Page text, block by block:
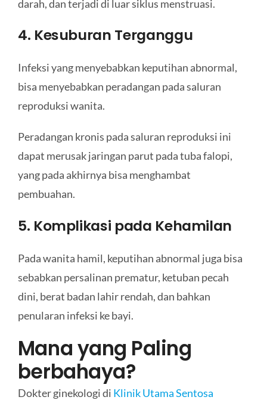
darah, dan terjadi di luar siklus menstruasi.
4. Kesuburan Terganggu
Infeksi yang menyebabkan keputihan abnormal,
bisa menyebabkan peradangan pada saluran
reproduksi wanita.
Peradangan kronis pada saluran reproduksi ini
dapat merusak jaringan parut pada tuba falopi,
yang pada akhirnya bisa menghambat
pembuahan.
5. Komplikasi pada Kehamilan
Pada wanita hamil, keputihan abnormal juga bisa
sebabkan persalinan prematur, ketuban pecah
dini, berat badan lahir rendah, dan bahkan
penularan infeksi ke bayi.
Mana yang Paling
berbahaya?
Dokter ginekologi di Klinik Utama Sentosa